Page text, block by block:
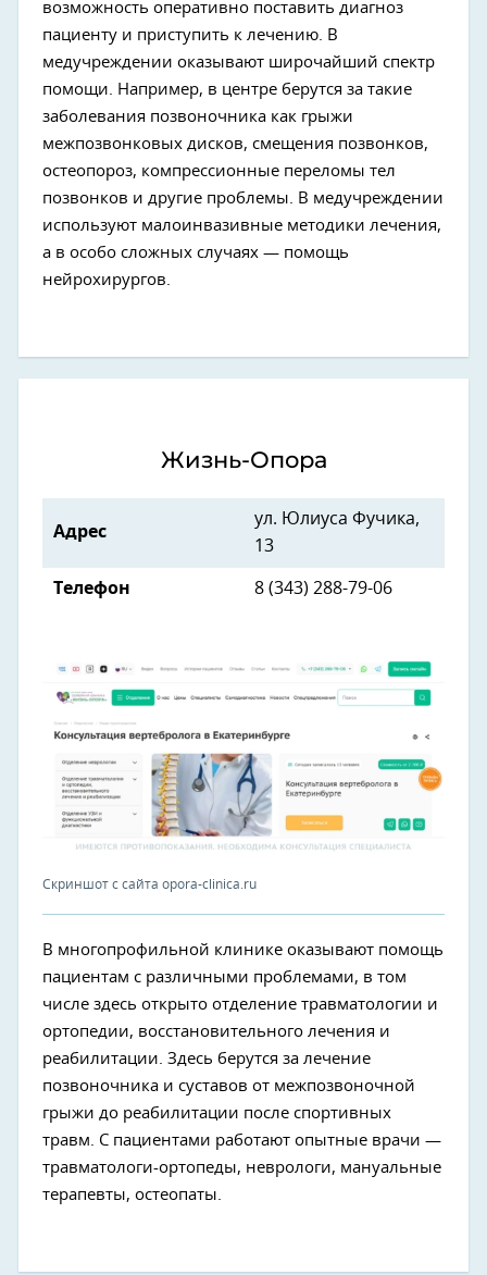
возможность оперативно поставить диагноз
пациенту и приступить к лечению. В
медучреждении оказывают широчайший спектр
помощи. Например, в центре берутся за такие
заболевания позвоночника как грыжи
межпозвонковых дисков, смещения позвонков,
остеопороз, компрессионные переломы тел
позвонков и другие проблемы. В медучреждении
используют малоинвазивные методики лечения,
а в особо сложных случаях — помощь
нейрохирургов.
Жизнь-Опора
Адрес
ул. Юлиуса Фучика,
13
Телефон 8 (343) 288-79-06
Скриншот с сайта opora-clinica.ru
В многопрофильной клинике оказывают помощь
пациентам с различными проблемами, в том
числе здесь открыто отделение травматологии и
ортопедии, восстановительного лечения и
реабилитации. Здесь берутся за лечение
позвоночника и суставов от межпозвоночной
грыжи до реабилитации после спортивных
травм. С пациентами работают опытные врачи —
травматологи-ортопеды, неврологи, мануальные
терапевты, остеопаты.